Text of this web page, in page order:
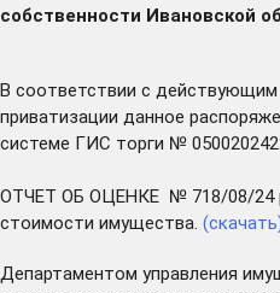
собственности Ивановской
В соответствии с
приватизации данное
системе ГИС торги №
ОТЧЕТ ОБ ОЦЕНКЕ № 718/08/24
стоимости имущества.
Департаментом управления